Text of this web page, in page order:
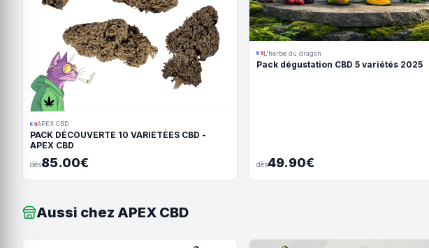
APEX CBD
PACK DÉCOUVERTE 10 VARIETÉES CBD -
APEX CBD
dès85.00€
L'herbe du dragon
Pack dégustation CBD 5 variétés 2025
dès49.90€
Aussi chez APEX CBD